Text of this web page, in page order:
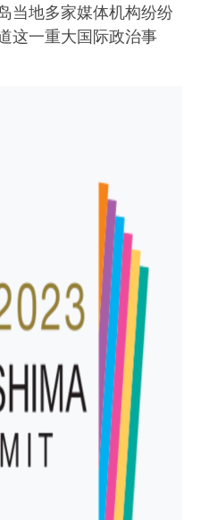
当地多家媒体机构纷纷
这一重大国际政治事